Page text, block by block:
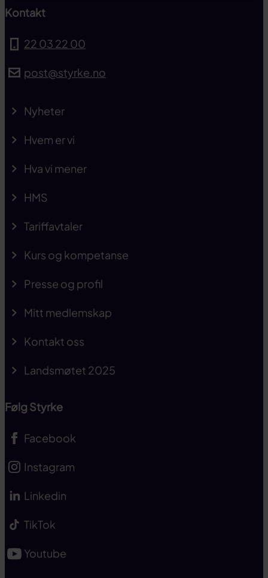
Kontakt
22 03 22 00
post@styrke.no
Nyheter
Hvem er vi
Hva vi mener
HMS
Tariffavtaler
Kurs og kompetanse
Presse og profil
Mitt medlemskap
Kontakt oss
Landsmøtet 2025
Følg Styrke
Facebook
Instagram
Linkedin
TikTok
Youtube